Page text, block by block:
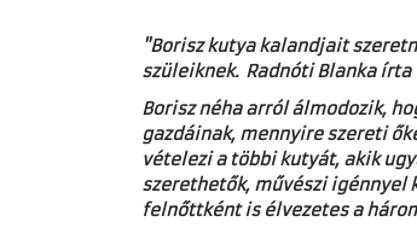
"Borisz kutya kalandjait
szüleiknek. Radnóti Blanka
Borisz néha arról álmodozik,
gazdáinak, mennyire szereti
vételezi a többi kutyát, akik
szerethetők, művészi igénnyel
felnőttként is élvezetes a